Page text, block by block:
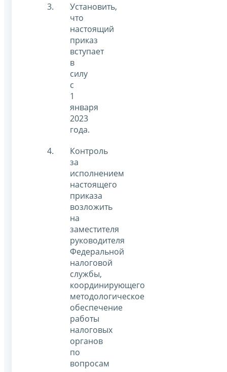
Установить,
что
настоящий
приказ
вступает
в
силу
с
1
января
2023
года.
Контроль
за
исполнением
настоящего
приказа
возложить
на
заместителя
руководителя
Федеральной
налоговой
службы,
координирующего
методологическое
обеспечение
работы
налоговых
органов
по
вопросам